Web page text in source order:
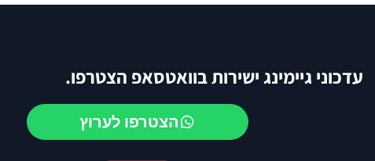
עדכוני גיימינג ישירות בוואטסאפ הצטרפו.
הצטרפו לערוץ